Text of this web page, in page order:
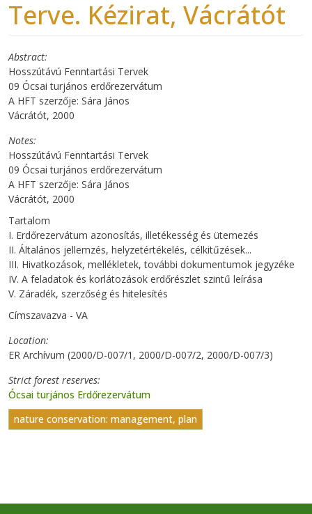
Terve. Kézirat, Vácrátót
Abstract
Hosszútávú Fenntartási Tervek
09 Ócsai turjános erdőrezervátum
A HFT szerzője: Sára János
Vácrátót, 2000
Notes
Hosszútávú Fenntartási Tervek
09 Ócsai turjános erdőrezervátum
A HFT szerzője: Sára János
Vácrátót, 2000
Tartalom
I. Erdőrezervátum azonosítás, illetékesség és ütemezés
II. Általános jellemzés, helyzetértékelés, célkitűzések...
III. Hivatkozások, mellékletek, további dokumentumok jegyzéke
IV. A feladatok és korlátozások erdőrészlet szintű leírása
V. Záradék, szerzőség és hitelesítés
Címszavazva - VA
Location
ER Archívum (2000/D-007/1, 2000/D-007/2, 2000/D-007/3)
Strict forest reserves
Ócsai turjános Erdőrezervátum
nature conservation: management, plan